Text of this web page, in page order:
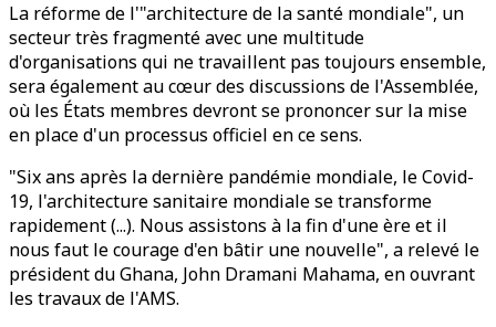
La réforme de l'"architecture de la santé mondiale", un
secteur très fragmenté avec une multitude
d'organisations qui ne travaillent pas toujours ensemble,
sera également au cœur des discussions de l'Assemblée,
où les États membres devront se prononcer sur la mise
en place d'un processus officiel en ce sens.
"Six ans après la dernière pandémie mondiale, le Covid-
19, l'architecture sanitaire mondiale se transforme
rapidement (...). Nous assistons à la fin d'une ère et il
nous faut le courage d'en bâtir une nouvelle", a relevé le
président du Ghana, John Dramani Mahama, en ouvrant
les travaux de l'AMS.